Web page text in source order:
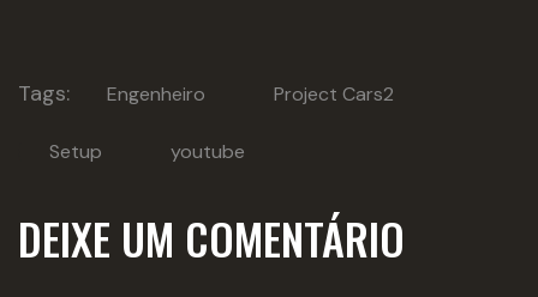
Tags: Engenheiro Project Cars2
Setup youtube
DEIXE UM COMENTÁRIO